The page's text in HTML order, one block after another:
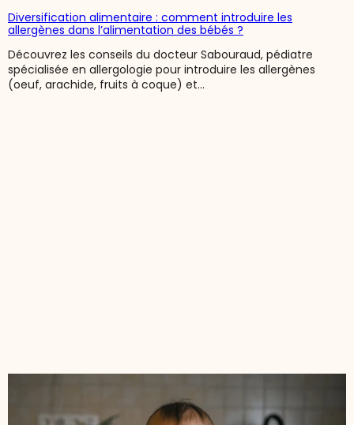
Diversification alimentaire : comment introduire les
allergènes dans l’alimentation des bébés ?
Découvrez les conseils du docteur Sabouraud, pédiatre
spécialisée en allergologie pour introduire les allergènes
(oeuf, arachide, fruits à coque) et...